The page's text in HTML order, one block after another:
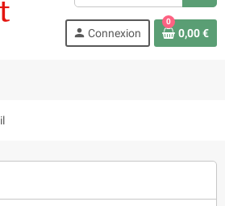
person Connexion
0
0,00 €